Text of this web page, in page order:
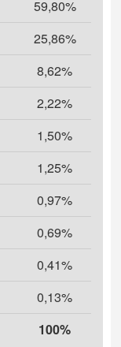
59,80%
25,86%
8,62%
2,22%
1,50%
1,25%
0,97%
0,69%
0,41%
0,13%
100%